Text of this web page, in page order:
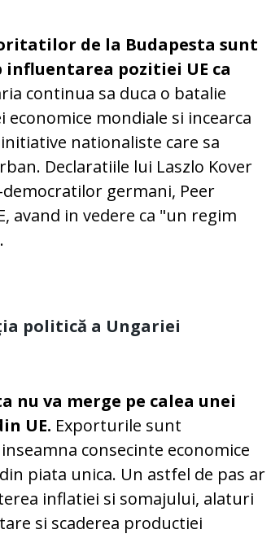
de la Budapesta sunt
pozitiei UE ca
continua sa duca o batalie
mondiale si incearca
nationaliste care sa
Declaratiile lui Laszlo Kover
germani, Peer
avand in vedere ca "un regim
politică a Ungariei
nu va merge pe calea unei
UE. Exporturile sunt
consecinte economice
piata unica. Un astfel de pas ar
inflatiei si somajului, alaturi
si scaderea productiei